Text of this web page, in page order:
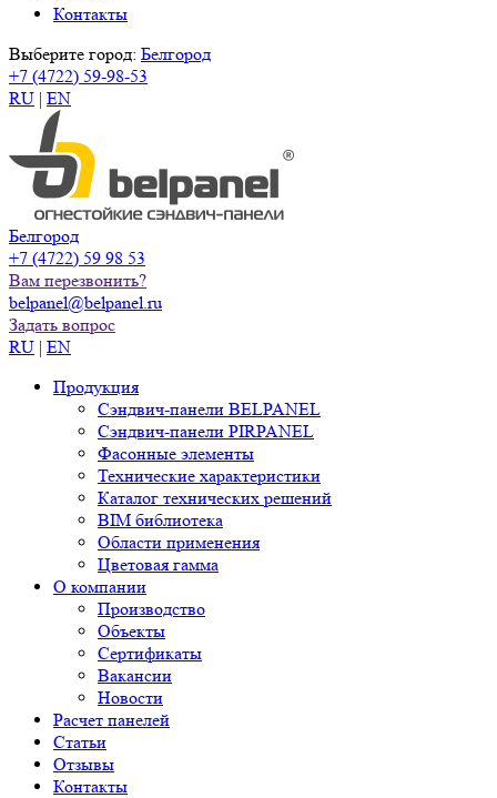
Контакты
Выберите город: Белгород
+7 (4722) 59-98-53
RU | EN
Белгород
+7 (4722) 59 98 53
Вам перезвонить?
belpanel@belpanel.ru
Задать вопрос
RU | EN
Продукция
Сэндвич-панели BELPANEL
Сэндвич-панели PIRPANEL
Фасонные элементы
Технические характеристики
Каталог технических решений
BIM библиотека
Области применения
Цветовая гамма
О компании
Производство
Объекты
Сертификаты
Вакансии
Новости
Расчет панелей
Статьи
Отзывы
Контакты